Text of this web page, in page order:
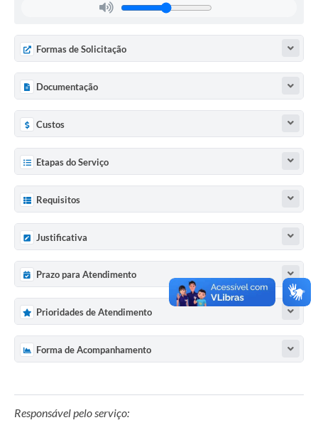
Formas de Solicitação
Documentação
Custos
Etapas do Serviço
Requisitos
Justificativa
Prazo para Atendimento
Prioridades de Atendimento
Forma de Acompanhamento
Responsável pelo serviço: